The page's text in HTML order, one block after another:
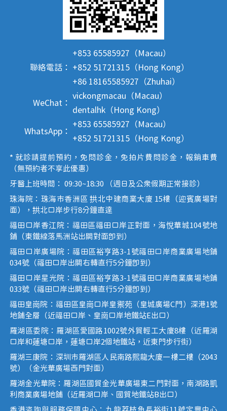
聯絡電話：
+853 65585927（Macau）
+852 51721315（Hong Kong）
+86 18165585927（Zhuhai）
WeChat：
vickongmacau（Macau）
dentalhk（Hong Kong）
WhatsApp：
+853 65585927（Macau）
+852 51721315（Hong Kong）
* 就診請提前預約，免問診金，免拍片費問診金，報銷車費
（無預約者不享此優惠）
牙醫上班時間： 09:30~18:30 （週日及公眾假期正常接診）
珠海院：珠海市香洲區 拱北中建商業大廈 15樓（迎賓廣場對
面），拱北口岸步行8分鐘直達
福田口岸香江院：福田區福田口岸正對面，海悅華城104號地
鋪（東鐵線落馬洲站出關對面即到）
福田口岸廣場院：福田區裕亨路3-1號福田口岸商業廣場地鋪
034號（福田口岸出關右轉直行5分鐘即到）
福田口岸星光院：福田區裕亨路3-1號福田口岸商業廣場地鋪
033號（福田口岸出關右轉直行5分鐘即到）
福田皇崗院：福田區皇崗口岸皇禦苑（皇城廣場C門）深港1號
地鋪全層（近福田口岸、皇崗口岸地鐵站E出口）
羅湖區委院：羅湖區愛國路1002號外貿輕工大廈8樓（近羅湖
口岸和蓮塘口岸，蓮塘口岸2個地鐵站，近東門步行街）
羅湖三康院：深圳市羅湖區人民南路熙龍大廈一樓二樓（2043
號）（金光華廣場西門對面）
羅湖金光華院：羅湖區國貿金光華廣場東二門對面，南湖路凱
利商業廣場地鋪（近羅湖口岸、國貿地鐵站B出口）